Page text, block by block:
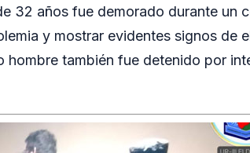
32 años fue demorado durante un
y mostrar evidentes signos de
también fue detenido por